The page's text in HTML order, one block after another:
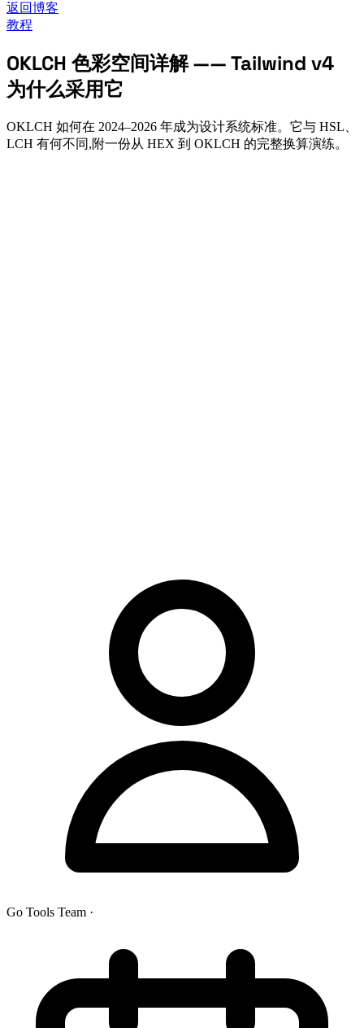
返回博客
教程
OKLCH 色彩空间详解 —— Tailwind v4
为什么采用它
OKLCH 如何在 2024–2026 年成为设计系统标准。它与 HSL、
LCH 有何不同,附一份从 HEX 到 OKLCH 的完整换算演练。
Go Tools Team ·